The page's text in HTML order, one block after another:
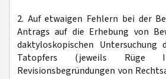
2. Auf etwaigen Fehlern bei der
Antrags auf die Erhebung von
daktyloskopischen Untersuchung
Tatopfers (jeweils
Revisionsbegründungen von